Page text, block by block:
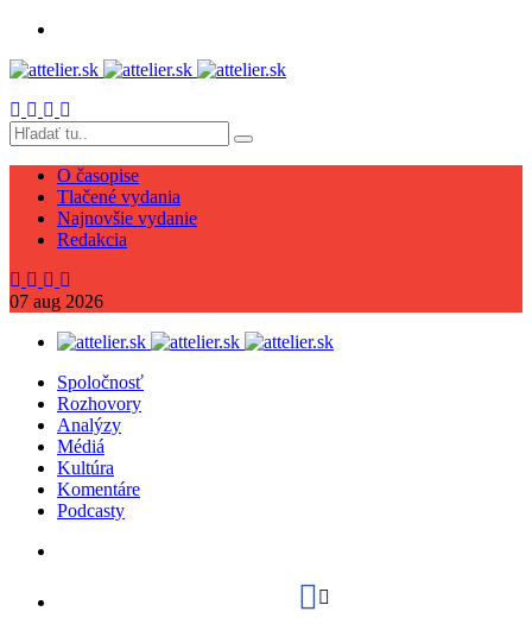
O časopise
Tlačené vydania
Najnovšie vydanie
Redakcia
07 aug 2026
Spoločnosť
Rozhovory
Analýzy
Médiá
Kultúra
Komentáre
Podcasty